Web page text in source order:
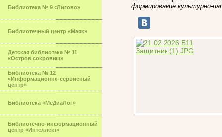
Библиотека № 9 «Лигово»
Библиотечный центр «Маяк»
Детская библиотека № 11
«Остров сокровищ»
Библиотека № 12
«Информационно-сервисный
центр»
Библиотека «МеДиаЛог»
Библиотечно-информационный
центр «Интеллект»
формирование культурно-